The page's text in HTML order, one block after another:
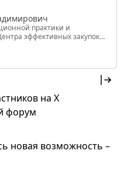
практики и
эффективных закупок
на X
форум
новая возможность –